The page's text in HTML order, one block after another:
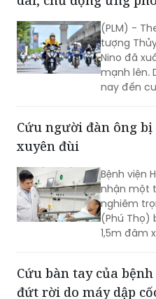
chính thức.
Điểm tin Y tế số 8:
dài, chủ động ứng
(PLM) -
tượng
mạnh lên.
nay đến
khiến cơ
nhanh
nhiều hơn,
nhịp tim,
say nắng,
Cứu người đàn ông
xuyên đùi
Bệnh viện
nhận một
(Phú Thọ)
1,5m đâm